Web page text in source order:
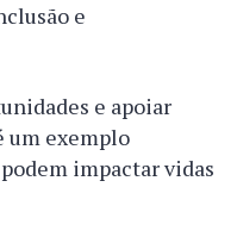
e
e apoiar
um exemplo
impactar vidas